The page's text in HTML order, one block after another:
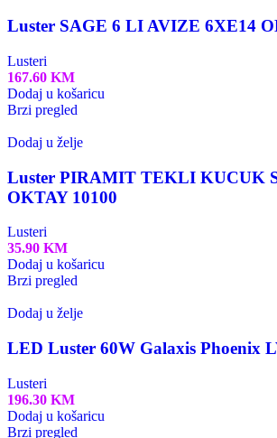
Luster SAGE 6 LI AVIZE 6XE14
Lusteri
167.60 KM
Dodaj u košaricu
Brzi pregled
Dodaj u želje
Luster PIRAMIT TEKLI KUCUK
OKTAY 10100
Lusteri
35.90 KM
Dodaj u košaricu
Brzi pregled
Dodaj u želje
LED Luster 60W Galaxis Phoenix
Lusteri
196.30 KM
Dodaj u košaricu
Brzi pregled